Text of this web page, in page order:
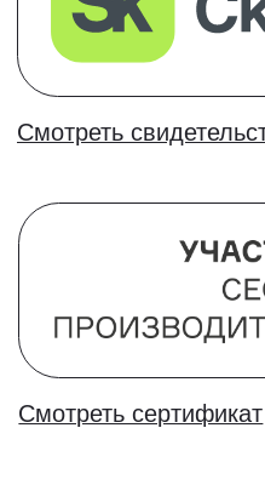
с другими учениками
Общение,
комьюнити и
честные отзывы